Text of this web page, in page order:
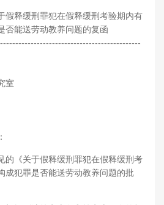
假释缓刑罪犯在假释缓刑考验期内有
否能送劳动教养问题的复函
室
《关于假释缓刑罪犯在假释缓刑考
成犯罪是否能送劳动教养问题的批